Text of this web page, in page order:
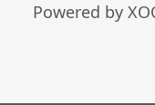
Powered by